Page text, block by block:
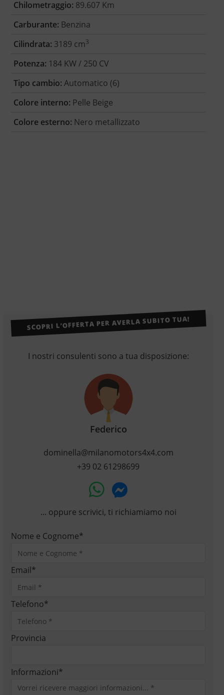
Chilometraggio: 89.607 Km
Carburante: Benzina
Cilindrata: 3189 cm3
Potenza: 184 KW / 250 CV
Tipo cambio: Automatico (6)
Colore interno: Pelle Beige
Colore esterno: Nero metallizzato
SCOPRI L’OFFERTA PER AVERLA SUBITO TUA!
I nostri consulenti sono a tua disposizione:
Federico
dominella@milanomotors4x4.com
+39 02 61298699
... oppure scrivici, ti richiamiamo noi
Nome e Cognome*
Email*
Telefono*
Provincia
Informazioni*